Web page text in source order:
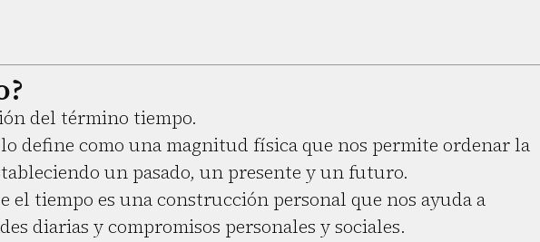
del término tiempo.
lo define como una magnitud física que nos permite ordenar la
un pasado, un presente y un futuro.
el tiempo es una construcción personal que nos ayuda a
diarias y compromisos personales y sociales.